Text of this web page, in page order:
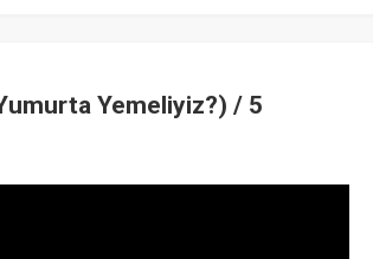
Yemeliyiz?) / 5